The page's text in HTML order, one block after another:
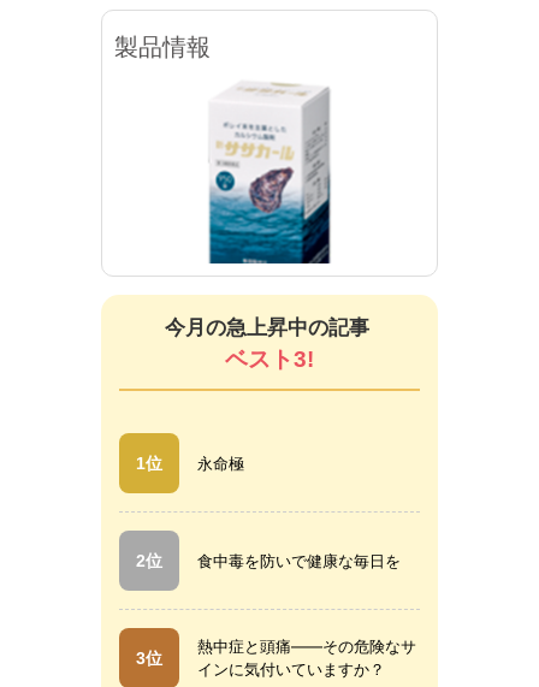
製品情報
新ササカール（錠剤）
今月の急上昇中の記事
ベスト3!
1位 永命極
2位 食中毒を防いで健康な毎日を
3位
熱中症と頭痛――その危険なサ
インに気付いていますか？